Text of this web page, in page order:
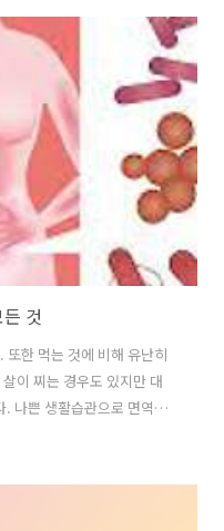
해 알아보았습니다. 목차 치
드치즈 커드 치즈를 섭취해
록은 curd snack, cottage
니다. 씨록은 러시아와 동
만든 간식입니다..
것
또한 먹는 것에 비해 유난히
이 찌는 경우도 있지만 대
나쁜 생활습관으로 면역력,
있다. 비만의 원인으로 최
세균이 번식하지 못하도